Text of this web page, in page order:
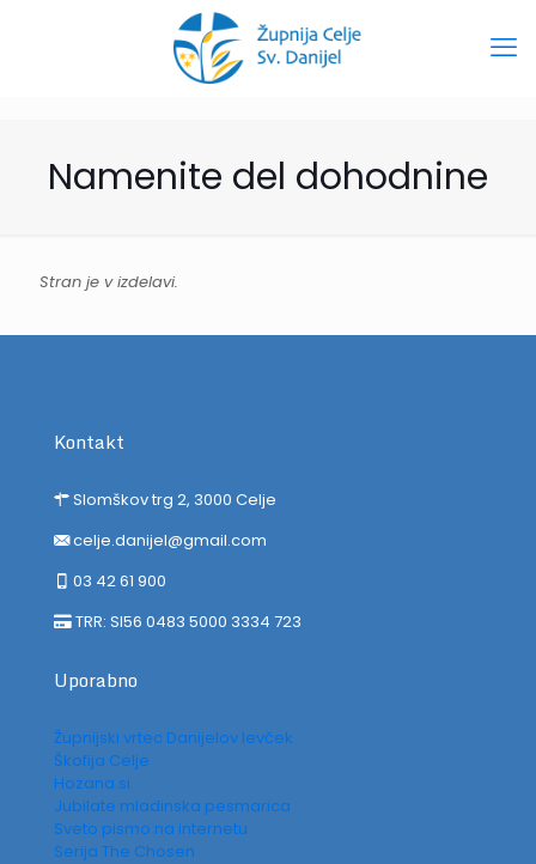
Namenite del dohodnine
Stran je v izdelavi.
Kontakt
Slomškov trg 2, 3000 Celje
celje.danijel@gmail.com
03 42 61 900
TRR: SI56 0483 5000 3334 723
Uporabno
Župnijski vrtec Danijelov levček
Škofija Celje
Hozana.si
Jubilate mladinska pesmarica
Sveto pismo na internetu
Serija The Chosen